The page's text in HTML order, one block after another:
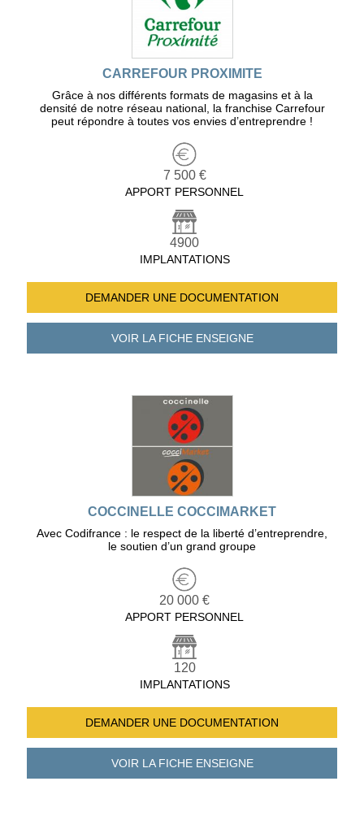
CARREFOUR PROXIMITE
Grâce à nos différents formats de magasins et à la
densité de notre réseau national, la franchise Carrefour
peut répondre à toutes vos envies d’entreprendre !
7 500 €
APPORT PERSONNEL
4900
IMPLANTATIONS
DEMANDER UNE DOCUMENTATION
VOIR LA FICHEENSEIGNE
COCCINELLE COCCIMARKET
Avec Codifrance : le respect de la liberté d’entreprendre,
le soutien d’un grand groupe
20 000 €
APPORT PERSONNEL
120
IMPLANTATIONS
DEMANDER UNE DOCUMENTATION
VOIR LA FICHEENSEIGNE